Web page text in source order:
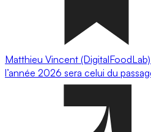
Matthieu Vincent
l’année 2026 sera celui du